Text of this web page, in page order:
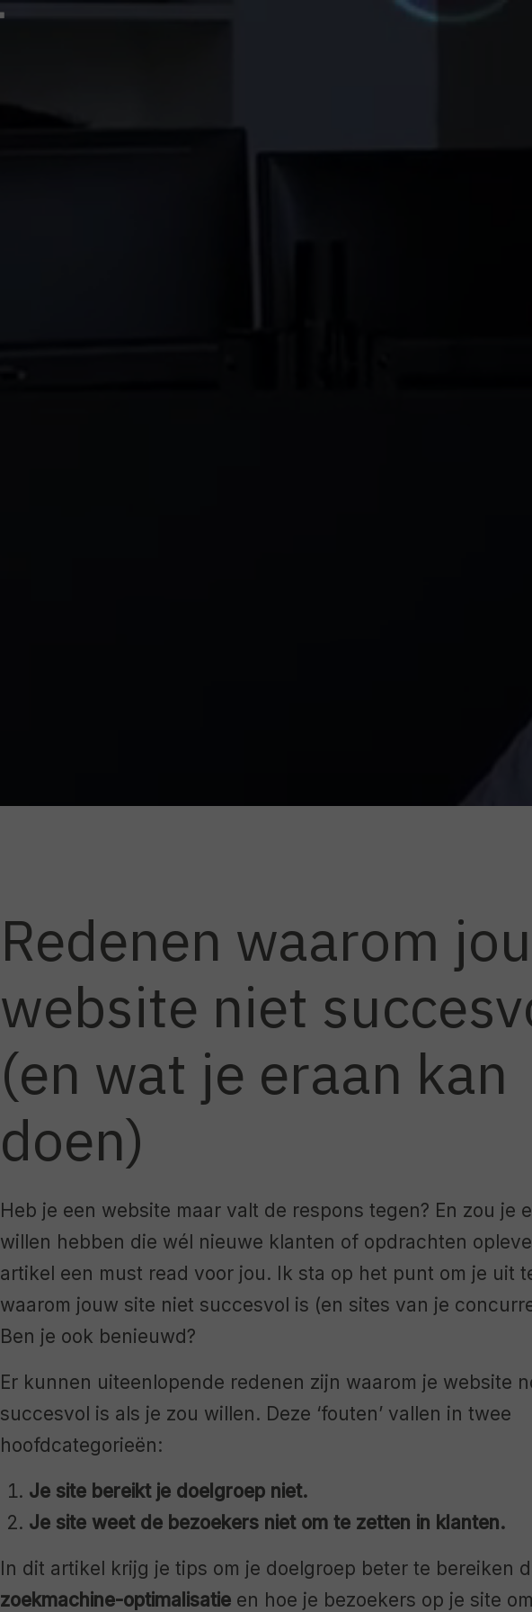
Redenen waarom
website niet
(en wat je eraan kan
doen)
Heb je een website maar valt de respons tegen? En zou je
willen hebben die wél nieuwe klanten of opdrachten
artikel een must read voor jou. Ik sta op het punt om je uit
waarom jouw site niet succesvol is (en sites van je
Ben je ook benieuwd?
Er kunnen uiteenlopende redenen zijn waarom je website
succesvol is als je zou willen. Deze ‘fouten’ vallen in twee
hoofdcategorieën:
Je site bereikt je doelgroep niet.
Je site weet de bezoekers niet om te zetten in klanten.
In dit artikel krijg je tips om je doelgroep beter te bereiken
zoekmachine-optimalisatie en hoe je bezoekers op je site